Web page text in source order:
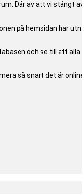
Där av att vi stängt
på hemsidan har
och se till att
så snart det är